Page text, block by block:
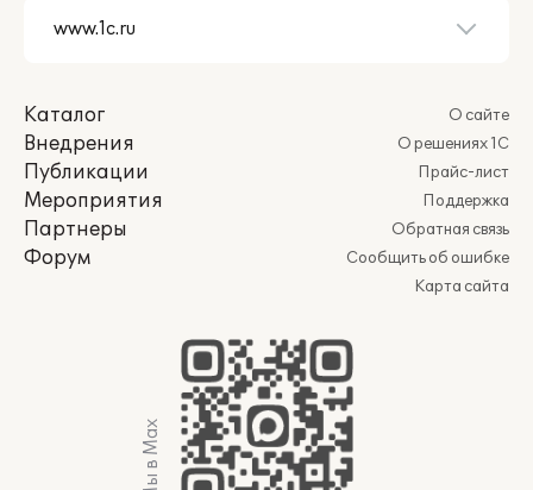
Каталог
Внедрения
Публикации
Мероприятия
Партнеры
Форум
О сайте
О решениях 1С
Прайс-лист
Поддержка
Обратная связь
Сообщить об ошибке
Карта сайта
Мы в Max